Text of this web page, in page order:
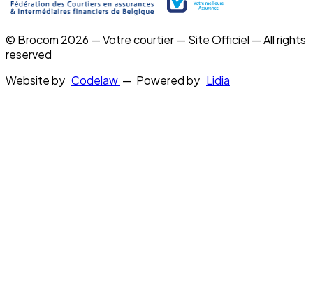
© Brocom 2026 — Votre courtier — Site Officiel — All rights
reserved
Website by Codelaw — Powered by Lidia